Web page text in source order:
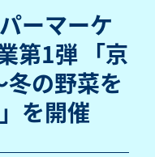
ーマーケ
第1弾 「京
の野菜を
を開催